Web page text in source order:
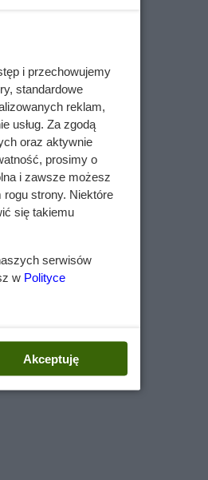
to
i przechowujemy
standardowe
reklam,
usług. Za zgodą
oraz aktywnie
prosimy o
i zawsze możesz
strony. Niektóre
się takiemu
serwisów
w Polityce
Akceptuję